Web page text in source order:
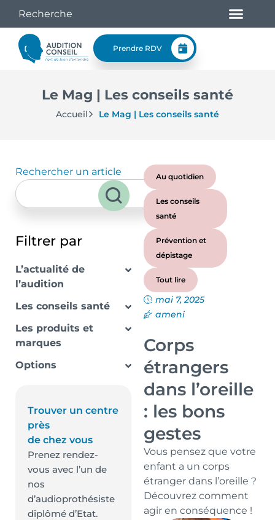
Prendre RDV
Le Mag | Les conseils santé
Accueil Le Mag | Les conseils santé
Rechercher un article
Filtrer par
L’actualité de
l’audition
Les conseils santé
Les produits et
marques
Options
Trouver un centre
près
de chez vous
Prenez rendez-
vous avec l’un de
nos
d’audioprothésiste
diplômé d’Etat.
Au quotidien
Les conseils
santé
Prévention et
dépistage
Tout lire
mai 7, 2025
ameni
Corps
étrangers
dans l’oreille
: les bons
gestes
Vous pensez que votre
enfant a un corps
étranger dans l’oreille ?
Découvrez comment
agir en conséquence !